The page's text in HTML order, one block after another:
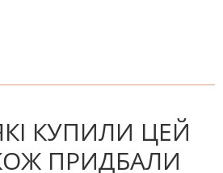
Ви
КУПИЛИ ЦЕЙ
ПРИДБАЛИ